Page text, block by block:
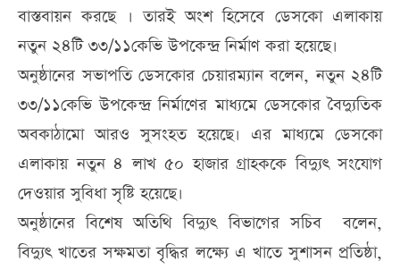
বাস্তবায়ন করছে । তারই অংশ হিসেবে ডেসকো এলাকায়
নতুন ২৪টি ৩৩/১১কেভি উপকেন্দ্র নির্মাণ করা হয়েছে।
অনুষ্ঠানের সভাপতি ডেসকোর চেয়ারম্যান বলেন, নতুন ২৪টি
৩৩/১১কেভি উপকেন্দ্র নির্মাণের মাধ্যমে ডেসকোর বৈদ্যুতিক
অবকাঠামো আরও সুসংহত হয়েছে। এর মাধ্যমে ডেসকো
এলাকায় নতুন ৪ লাখ ৫০ হাজার গ্রাহককে বিদ্যুৎ সংযোগ
দেওয়ার সুবিধা সৃষ্টি হয়েছে।
অনুষ্ঠানের বিশেষ অতিথি বিদ্যুৎ বিভাগের সচিব বলেন,
বিদ্যুৎ খাতের সক্ষমতা বৃদ্ধির লক্ষ্যে এ খাতে সুশাসন প্রতিষ্ঠা,